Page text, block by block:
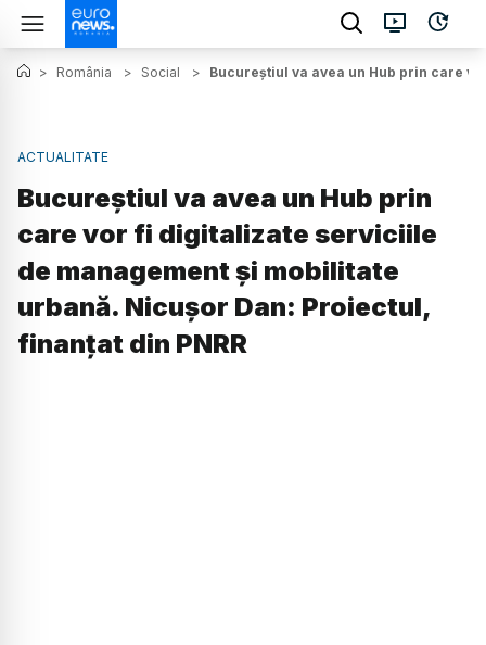
> România > Social > Bucureștiul va avea un Hub prin care
ACTUALITATE
Bucureștiul va avea un Hub prin
care vor fi digitalizate serviciile
de management şi mobilitate
urbană. Nicușor Dan: Proiectul,
finanțat din PNRR